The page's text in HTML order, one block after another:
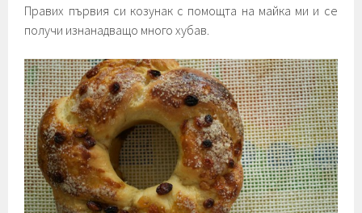
Правих първия си козунак с помощта на майка ми и се
получи изнанадващо много хубав.